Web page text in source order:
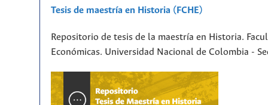
Tesis de maestría en Historia (FCHE)
Repositorio de tesis de la maestría en Historia.
Económicas. Universidad Nacional de Colombia -